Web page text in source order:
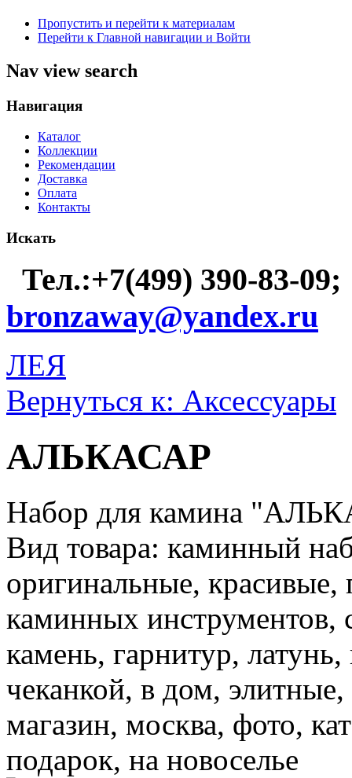
Пропустить и перейти к материалам
Перейти к Главной навигации и Войти
Nav view search
Навигация
Каталог
Коллекции
Рекомендации
Доставка
Оплата
Контакты
Искать
Тел.:+7(499) 390-83-09;
bronzaway@yandex.ru
ЛЕЯ
Вернуться к: Аксессуары
АЛЬКАСАР
Набор для камина
Вид товара: каминный
оригинальные, красивые,
каминных инструментов,
камень, гарнитур,
чеканкой, в дом,
магазин, москва, фото,
подарок, на новоселье